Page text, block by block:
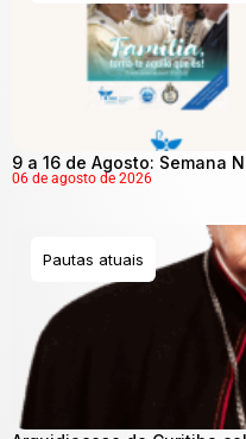
9 a 16 de Agosto: Semana
06 de agosto de 2026
Pautas atuais